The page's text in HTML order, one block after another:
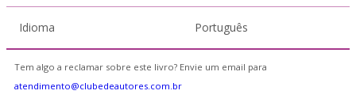
Idioma Português
Tem algo a reclamar sobre este livro? Envie um email para
atendimento@clubedeautores.com.br